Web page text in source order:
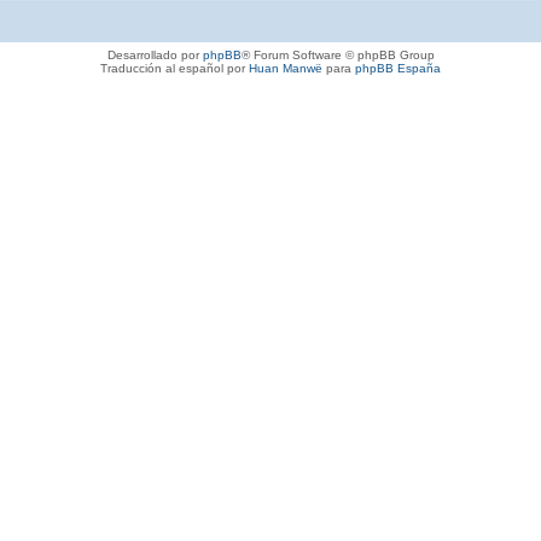
Desarrollado porphpBB® Forum Software © phpBB Group
Traducción al español porHuan Manwë para phpBB España